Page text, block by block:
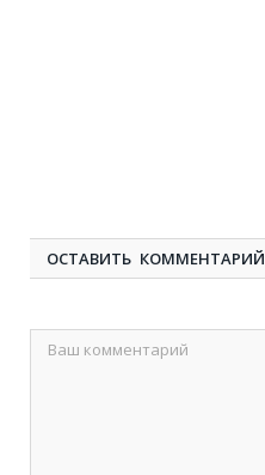
ОСТАВИТЬ КОММЕНТАРИЙ